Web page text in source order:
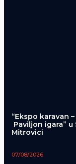
“Ekspo karavan –
Paviljon igara” u
Mitrovici
07/08/2026